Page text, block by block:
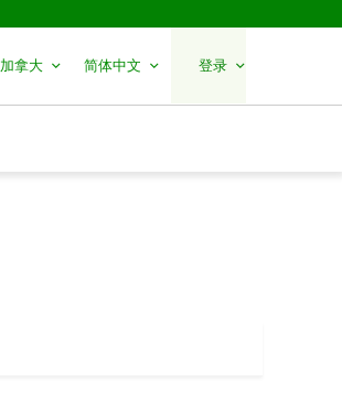
加拿大 简体中文 登录